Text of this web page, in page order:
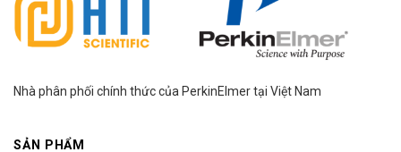
Nhà phân phối chính thức của PerkinElmer tại Việt Nam
SẢN PHẨM